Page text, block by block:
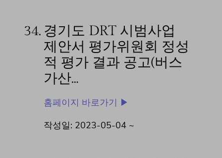
34. 경기도 DRT 시범사업
제안서 평가위원회 정성
적 평가 결과 공고(버스
가산…
홈페이지 바로가기 ▶
작성일: 2023-05-04 ~